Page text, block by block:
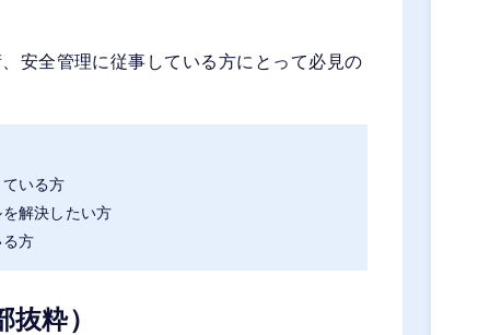
安全管理に従事している方にとって必見の
いる方
解決したい方
方
粋）